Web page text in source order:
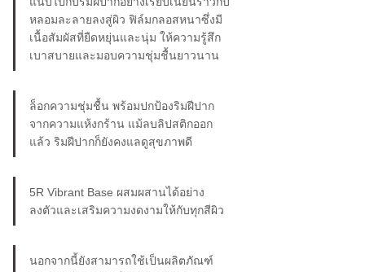
หลอมละลายลงสู่ผิว ฟิล์มกลอสหนาซึ่งมี
เนื้อสัมผัสที่ยืดหยุ่นและนุ่ม ให้ความรู้สึก
เบาสบายและมอบความชุ่มชื้นยาวนาน
ล็อกความชุ่มชื้น พร้อมปกป้องริมฝีปาก
จากความแห้งกร้าน แม้ลบลิปสติกออก
แล้ว ริมฝีปากก็ยังคงแลดูสุขภาพดี
5R Vibrant Base ผสมผสานได้อย่าง
ลงตัวและเสริมความงดงามให้กับทุกสีผิว
นอกจากนี้ยังสามารถใช้เป็นผลิตภัณฑ์